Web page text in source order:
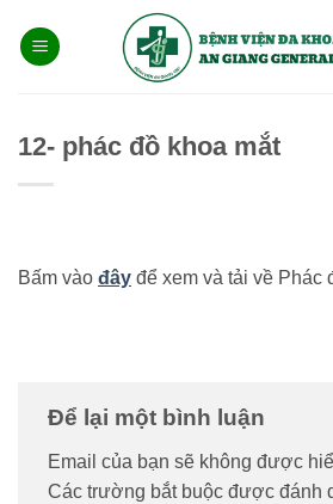
qua
12- phác đồ khoa mắt
Bấm vào đây để xem và tải về Phác
Để lại một bình luận
Email của bạn sẽ không được
Các trường bắt buộc được đánh